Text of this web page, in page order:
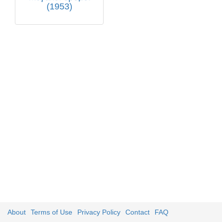
(1953)
About Terms of Use Privacy Policy Contact FAQ